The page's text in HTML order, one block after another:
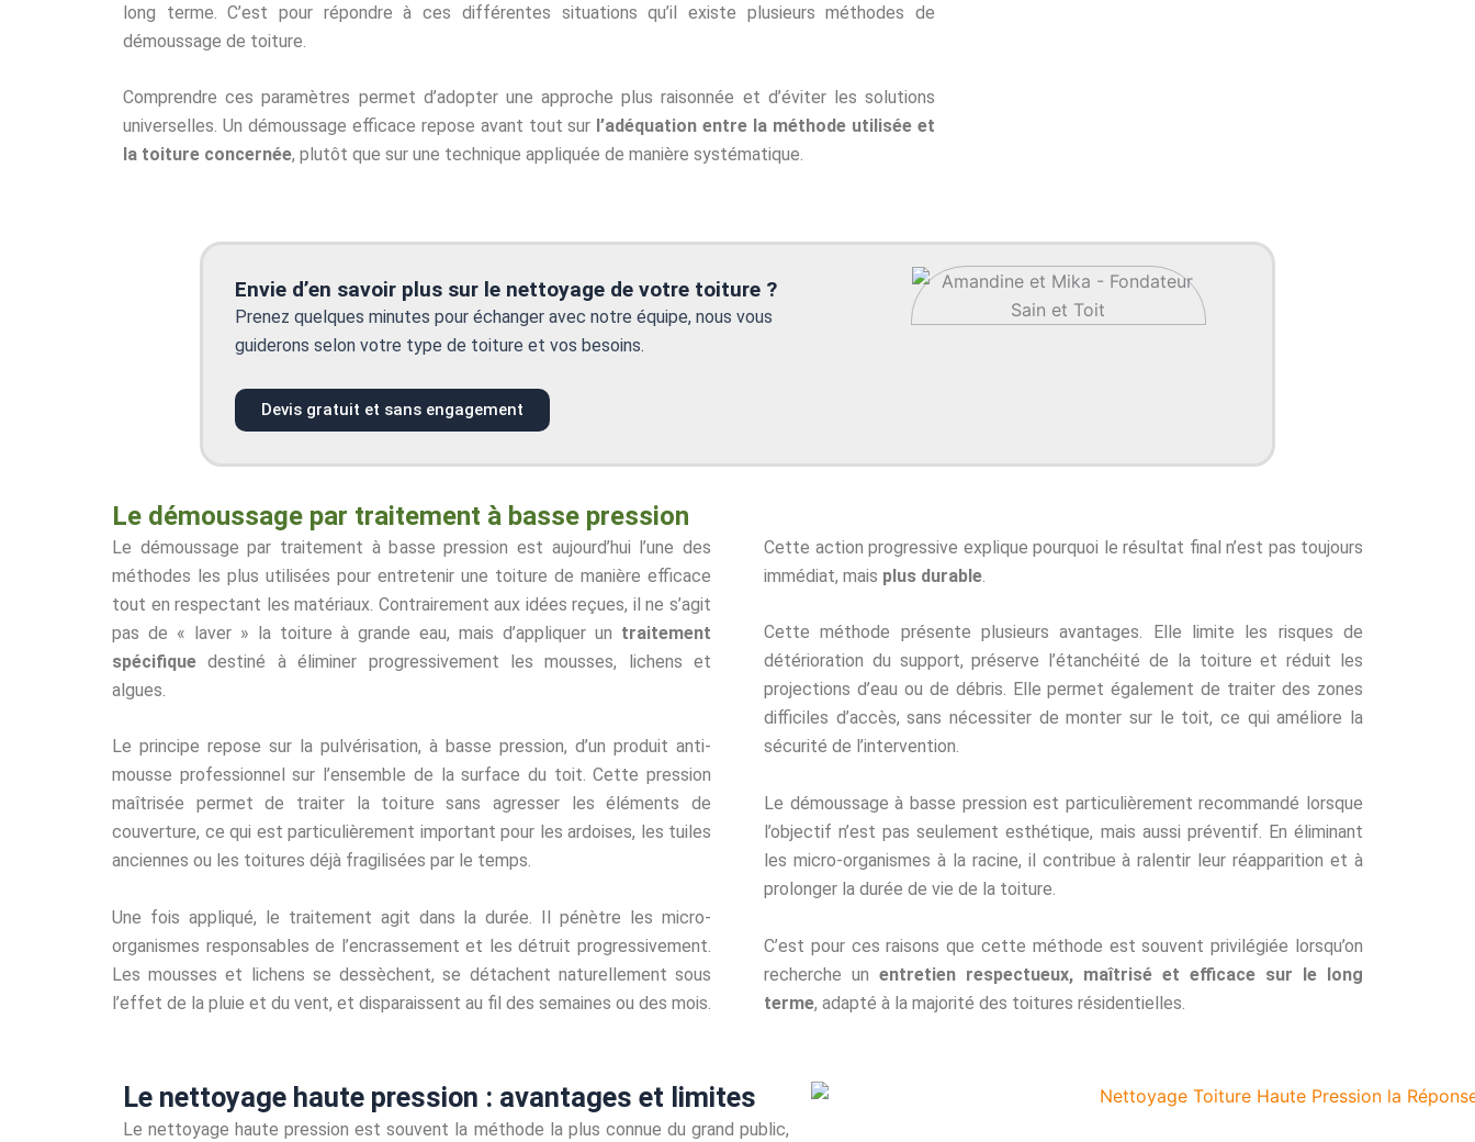
long terme. C’est pour répondre à ces différentes situations qu’il existe plusieurs méthodes de
démoussage de toiture.
Comprendre ces paramètres permet d’adopter une approche plus raisonnée et d’éviter les solutions
universelles. Un démoussage efficace repose avant tout sur l’adéquation entre la méthode utilisée et
la toiture concernée, plutôt que sur une technique appliquée de manière systématique.
Envie d’en savoir plus sur le nettoyage de votre toiture ?
Prenez quelques minutes pour échanger avec notre équipe, nous vous
guiderons selon votre type de toiture et vos besoins.
Devis gratuit et sans engagement
Le démoussage par traitement à basse pression
Le démoussage par traitement à basse pression est aujourd’hui l’une des
méthodes les plus utilisées pour entretenir une toiture de manière efficace
tout en respectant les matériaux. Contrairement aux idées reçues, il ne s’agit
pas de « laver » la toiture à grande eau, mais d’appliquer un traitement
spécifique destiné à éliminer progressivement les mousses, lichens et
algues.
Le principe repose sur la pulvérisation, à basse pression, d’un produit anti-
mousse professionnel sur l’ensemble de la surface du toit. Cette pression
maîtrisée permet de traiter la toiture sans agresser les éléments de
couverture, ce qui est particulièrement important pour les ardoises, les tuiles
anciennes ou les toitures déjà fragilisées par le temps.
Une fois appliqué, le traitement agit dans la durée. Il pénètre les micro-
organismes responsables de l’encrassement et les détruit progressivement.
Les mousses et lichens se dessèchent, se détachent naturellement sous
l’effet de la pluie et du vent, et disparaissent au fil des semaines ou des mois.
Cette action progressive explique pourquoi le résultat final n’est pas toujours
immédiat, mais plus durable.
Cette méthode présente plusieurs avantages. Elle limite les risques de
détérioration du support, préserve l’étanchéité de la toiture et réduit les
projections d’eau ou de débris. Elle permet également de traiter des zones
difficiles d’accès, sans nécessiter de monter sur le toit, ce qui améliore la
sécurité de l’intervention.
Le démoussage à basse pression est particulièrement recommandé lorsque
l’objectif n’est pas seulement esthétique, mais aussi préventif. En éliminant
les micro-organismes à la racine, il contribue à ralentir leur réapparition et à
prolonger la durée de vie de la toiture.
C’est pour ces raisons que cette méthode est souvent privilégiée lorsqu’on
recherche un entretien respectueux, maîtrisé et efficace sur le long
terme, adapté à la majorité des toitures résidentielles.
Le nettoyage haute pression : avantages et limites
Le nettoyage haute pression est souvent la méthode la plus connue du grand public,